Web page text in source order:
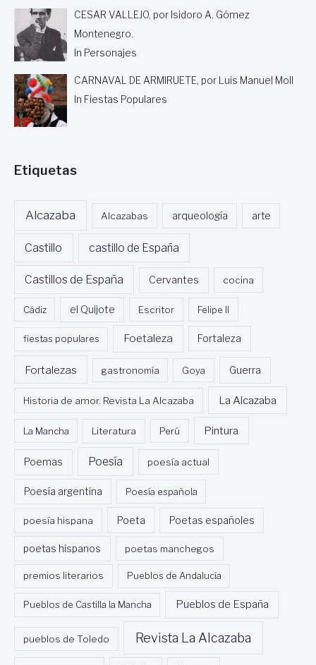
CESAR VALLEJO, por Isidoro A. Gómez
Montenegro.
In Personajes
CARNAVAL DE ARMIRUETE, por Luis Manuel Moll
In Fiestas Populares
Etiquetas
Alcazaba Alcazabas arqueología arte
Castillo castillo de España
Castillos de España Cervantes cocina
Cádiz el Quijote Escritor Felipe II
fiestas populares Foetaleza Fortaleza
Fortalezas gastronomía Goya Guerra
Historia de amor. Revista La Alcazaba La Alcazaba
La Mancha Literatura Perú Pintura
Poemas Poesía poesía actual
Poesía argentina Poesía española
poesía hispana Poeta Poetas españoles
poetas hispanos poetas manchegos
premios literarios Pueblos de Andalucía
Pueblos de Castilla la Mancha Pueblos de España
pueblos de Toledo Revista La Alcazaba